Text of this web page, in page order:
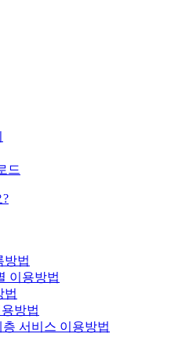
드
방법
이용방법
법
방법
서비스 이용방법